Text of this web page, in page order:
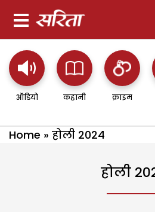
ऑडियो कहानी क्राइम
Home » होली 2024
होली